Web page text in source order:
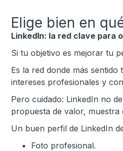
Elige bien en
LinkedIn: la red clave para
Si tu objetivo es mejorar tu
Es la red donde más
intereses profesionales y
Pero cuidado: LinkedIn no
propuesta de valor,
Un buen perfil de LinkedIn
Foto profesional.